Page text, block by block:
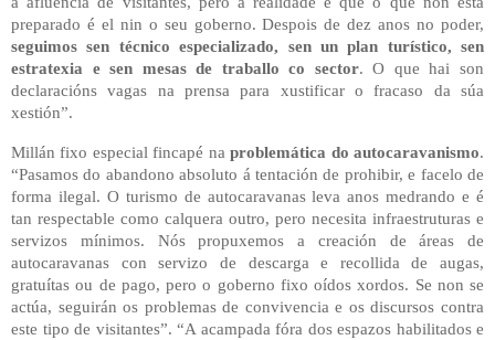
preparado é el nin o seu goberno. Despois de dez anos no poder,
seguimos sen técnico especializado, sen un plan turístico, sen
estratexia e sen mesas de traballo co sector. O que hai son
declaracións vagas na prensa para xustificar o fracaso da súa
xestión”.
Millán fixo especial fincapé naproblemática do autocaravanismo.
“Pasamos do abandono absoluto á tentación de prohibir, e facelo de
forma ilegal. O turismo de autocaravanas leva anos medrando e é
tan respectable como calquera outro, pero necesita infraestruturas e
servizos mínimos. Nós propuxemos a creación de áreas de
autocaravanas con servizo de descarga e recollida de augas,
gratuítas ou de pago, pero o goberno fixo oídos xordos. Se non se
actúa, seguirán os problemas de convivencia e os discursos contra
este tipo de visitantes”. “A acampada fóra dos espazos habilitados e